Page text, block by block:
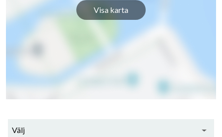
Visa karta
Välj